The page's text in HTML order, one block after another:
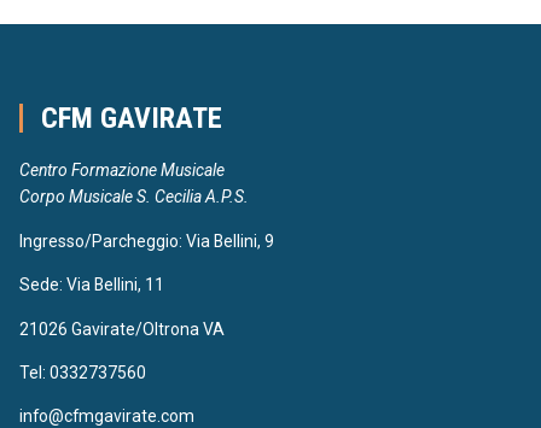
CFM GAVIRATE
Centro Formazione Musicale
Corpo Musicale S. Cecilia A.P.S.
Ingresso/Parcheggio: Via Bellini, 9
Sede: Via Bellini, 11
21026 Gavirate/Oltrona VA
Tel: 0332737560
info@cfmgavirate.com